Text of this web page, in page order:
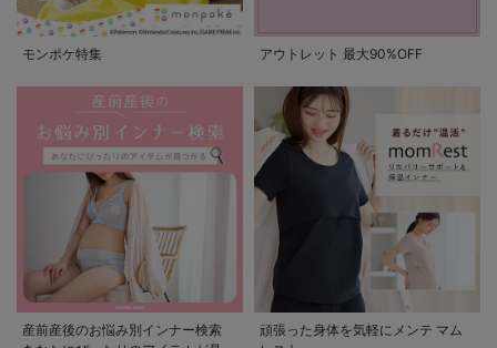
モンポケ特集 アウトレット 最大90%OFF
産前産後のお悩み別インナー検索
頑張った身体を気軽にメンテ マム